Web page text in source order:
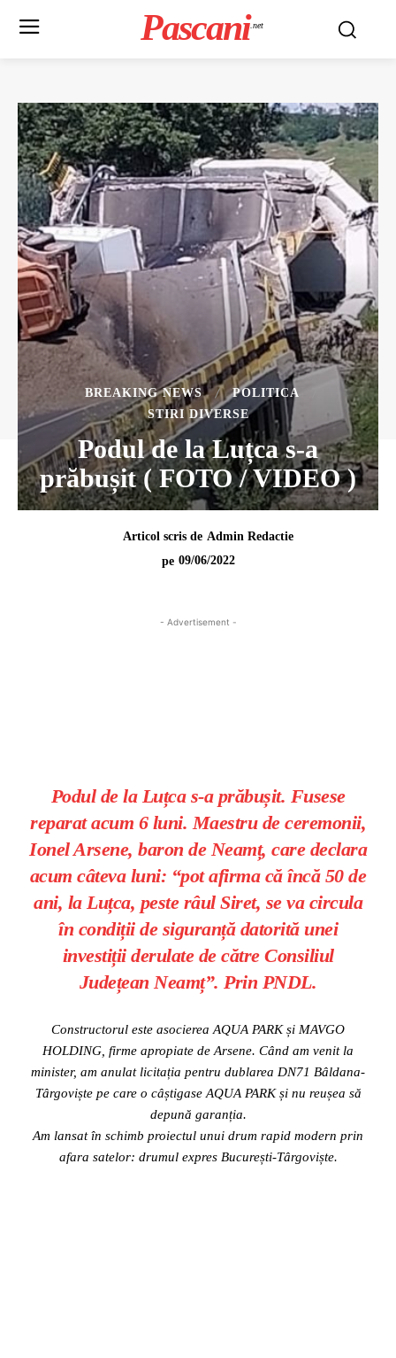
Pascani .net
BREAKING NEWS
POLITICA
STIRI DIVERSE
Podul de la Luțca s-a
prăbușit ( FOTO / VIDEO )
Articol scris de Admin Redactie
pe 09/06/2022
- Advertisement -
Podul de la Luțca s-a prăbușit. Fusese
reparat acum 6 luni. Maestru de ceremonii,
Ionel Arsene, baron de Neamț, care declara
acum câteva luni: “pot afirma că încă 50 de
ani, la Luțca, peste râul Siret, se va circula
în condiții de siguranță datorită unei
investiții derulate de către Consiliul
Județean Neamț”. Prin PNDL.
Constructorul este asocierea AQUA PARK și MAVGO
HOLDING, firme apropiate de Arsene. Când am venit la
minister, am anulat licitația pentru dublarea DN71 Bâldana-
Târgoviște pe care o câștigase AQUA PARK și nu reușea să
depună garanția.
Am lansat în schimb proiectul unui drum rapid modern prin
afara satelor: drumul expres București-Târgoviște.